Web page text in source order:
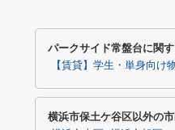
パークサイド常盤台に関
【賃貸】学生・単身向け
横浜市保土ケ谷区以外の